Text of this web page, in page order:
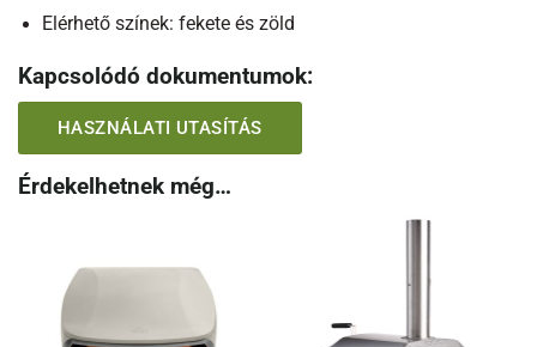
Elérhető színek: fekete és zöld
Kapcsolódó dokumentumok:
HASZNÁLATI UTASÍTÁS
Érdekelhetnek még…